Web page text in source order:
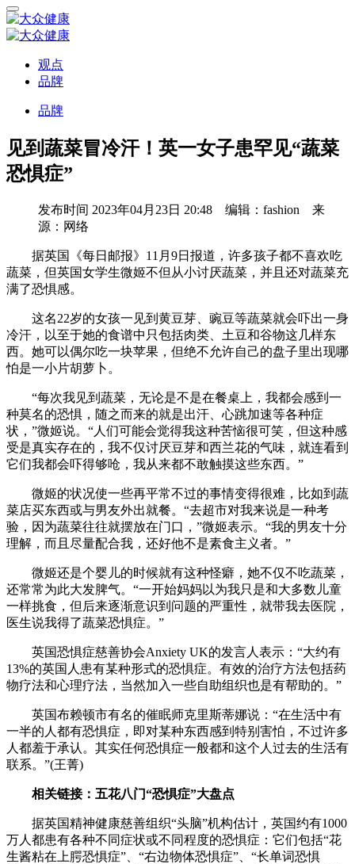
观点
品牌
品牌
见到蔬菜冒冷汗！英一女子患罕见“蔬菜
恐惧症”
发布时间 2023年04月23日 20:48 编辑：fashion 来
源：网络
据英国《每日邮报》11月9日报道，许多孩子都不喜欢吃
蔬菜，但英国女学生微姬不但从小讨厌蔬菜，并且还对蔬菜充
满了恐惧感。
这名22岁的女孩一见到黄豆芽、豌豆等蔬菜就会吓出一身
冷汗，以至于她的食谱中只包括肉类、土豆和谷物这几样东
西。她可以偶尔吃一块苹果，但绝不允许自己的盘子里出现哪
怕是一小片胡萝卜。
“每次我见到蔬菜，无论是不是在餐桌上，我都会感到一
种莫名的恐惧，随之而来的就是出汗、心跳加速等各种症
状，”微姬说。“人们可能会觉得我这种苦恼很可笑，但这种感
受是真实存在的，我不仅讨厌豆芽和西兰花的气味，就连看到
它们我都会吓得够呛，我从来都不敢触摸这些东西。”
微姬的状况使一些再平常不过的事情变得很难，比如到蔬
菜店买东西或与男友外出就餐。“去超市对我来说是一种考
验，因为蔬菜往往就摆放在门口，”微姬表示。“我的男友十分
理解，而且尽量配合我，还好他不是素食主义者。”
微姬还是个婴儿的时候就有这种怪癖，她不仅不吃蔬菜，
还常常为此大发脾气。“一开始妈妈以为我只是和大多数儿童
一样挑食，但后来逐渐意识到问题的严重性，就带我去医院，
医生说我得了蔬菜恐惧症。”
英国恐惧症慈善协会Anxiety UK的发言人表示：“大约有
13%的英国人患有某种形式的恐惧症。有效的治疗方法包括药
物疗法和心理疗法，当然加入一些自助组织也是有帮助的。”
英国布赖顿市有名的催眠师克里斯蒂娜说：“在生活中有
一半的人都有恐惧症，即对某种东西感到特别害怕，不过许多
人都羞于承认。其实任何恐惧症一般都和这个人过去的生活有
联系。”(王菁)
相关链接：五花八门“恐惧症”大盘点
据英国精神健康慈善组织“头脑”机构估计，英国约有1000
万人都患有各种不同症状或不同程度的恐惧症：它们包括“花
生酱粘在上腭恐惧症”、“右边物体恐惧症”、“长单词恐惧